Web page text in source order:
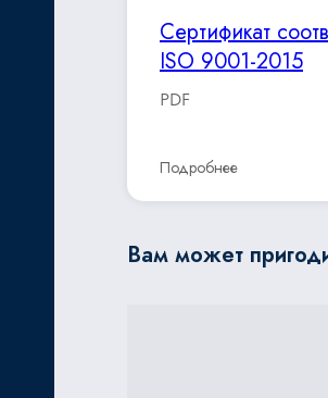
Сертификат
ISO 9001-2015
PDF
Подробнее
Вам может